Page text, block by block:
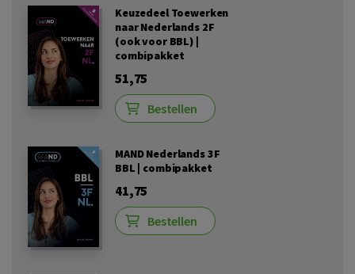
Keuzedeel Toewerken
naar Nederlands 2F
(ook voor BBL) |
combipakket
51,75
Bestellen
MAND Nederlands 3F
BBL | combipakket
41,75
Bestellen